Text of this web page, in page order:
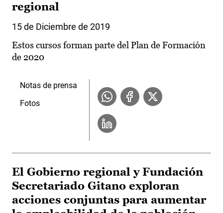
regional
15 de Diciembre de 2019
Estos cursos forman parte del Plan de Formación
de 2020
Notas de prensa
Fotos
El Gobierno regional y Fundación
Secretariado Gitano exploran
acciones conjuntas para aumentar